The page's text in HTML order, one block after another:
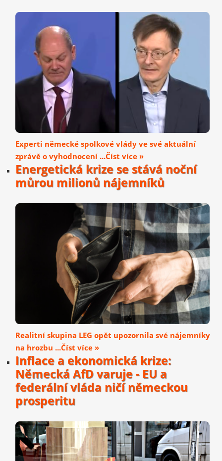
Experti německé spolkové vlády ve své aktuální
zprávě o vyhodnocení ...Číst více »
Energetická krize se stává noční
můrou milionů nájemníků
Realitní skupina LEG opět upozornila své nájemníky
na hrozbu ...Číst více »
Inflace a ekonomická krize:
Německá AfD varuje - EU a
federální vláda ničí německou
prosperitu